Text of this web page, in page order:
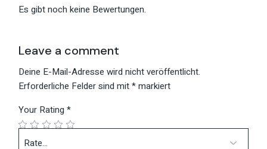
Es gibt noch keine Bewertungen.
Leave a comment
Deine E-Mail-Adresse wird nicht veröffentlicht.
Erforderliche Felder sind mit*markiert
Your Rating*